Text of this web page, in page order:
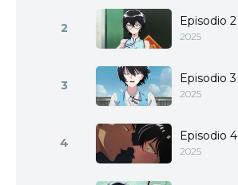
2 Episodio 2
2025
3 Episodio 3
2025
4 Episodio 4
2025